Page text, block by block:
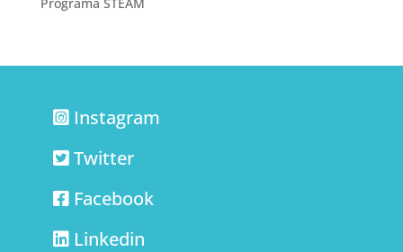
Instagram
Twitter
Facebook
Linkedin